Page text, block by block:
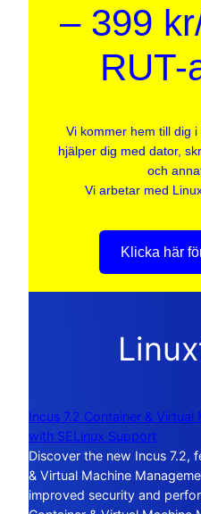
– 399
RUT-
Vi kommer hem till dig
hjälper dig med dator,
och
Vi arbetar med
Klicka här
Incus 7.2 Container & Virtual
with SELinux Support
Discover the new Incus 7.2,
& Virtual Machine
improved security and